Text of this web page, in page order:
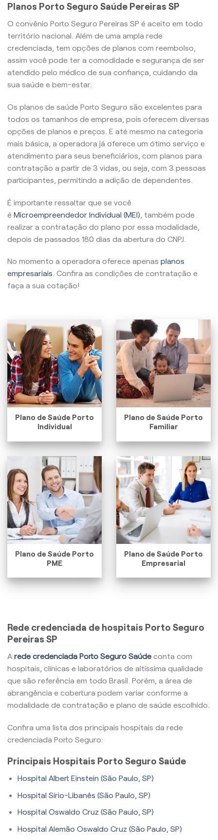
Planos Porto Seguro Saúde Pereiras SP
O convênio Porto Seguro Pereiras SP é aceito em todo
território nacional. Além de uma ampla rede
credenciada, tem opções de planos com reembolso,
assim você pode ter a comodidade e segurança de ser
atendido pelo médico de sua confiança, cuidando da
sua saúde e bem-estar.
Os planos de saúde Porto Seguro são excelentes para
todos os tamanhos de empresa, pois oferecem diversas
opções de planos e preços. E até mesmo na categoria
mais básica, a operadora já oferece um ótimo serviço e
atendimento para seus beneficiários, com planos para
contratação a partir de 3 vidas, ou seja, com 3 pessoas
participantes, permitindo a adição de dependentes.
É importante ressaltar que se você
é Microempreendedor Individual (MEI) , também pode
realizar a contratação do plano por essa modalidade,
depois de passados 180 dias da abertura do CNPJ.
No momento a operadora oferece apenas planos
empresariais . Confira as condições de contratação e
faça a sua cotação!
Plano de Saúde Porto
Individual
Plano de Saúde Porto
Familiar
Plano de Saúde Porto
PME
Plano de Saúde Porto
Empresarial
Rede credenciada de hospitais Porto Seguro
Pereiras SP
A rede credenciada Porto Seguro Saúde conta com
hospitais, clínicas e laboratórios de altíssima qualidade
que são referência em todo Brasil. Porém, a área de
abrangência e cobertura podem variar conforme a
modalidade de contratação e plano de saúde escolhido.
Confira uma lista dos principais hospitais da rede
credenciada Porto Seguro:
Principais Hospitais Porto Seguro Saúde
Hospital Albert Einstein (São Paulo, SP)
Hospital Sírio-Libanês (São Paulo, SP)
Hospital Oswaldo Cruz (São Paulo, SP)
Hospital Alemão Oswaldo Cruz (São Paulo, SP)